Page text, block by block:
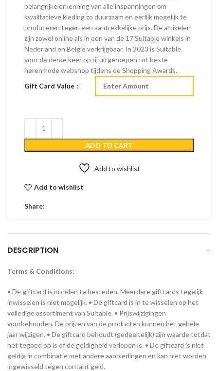
belangrijke erkenning van alle inspanningen om
kwalitatieve kleding zo duurzaam en eerlijk mogelijk te
produceren tegen een aantrekkelijke prijs. De artikelen
zijn zowel online als in een van de 17 Suitable winkels in
Nederland en België verkrijgbaar. In 2023 is Suitable
voor de derde keer op rij uitgeroepen tot beste
herenmode webshop tijdens de Shopping Awards.
Gift Card Value
ADD TO CART
Add to wishlist
Add to wishlist
Share:
DESCRIPTION
Terms & Conditions:
• De giftcard is in delen te besteden. Meerdere giftcards tegelijk
inwisselen is niet mogelijk. • De giftcard is in te wisselen op het
volledige assortiment van Suitable. • Prijswijzigingen
voorbehouden. De prijzen van de producten kunnen het gehele
jaar wijzigen. • De giftcard behoudt (gedeeltelijk) zijn waarde totdat
het tegoed op is of de geldigheid verlopen is. • De giftcard is niet
geldig in combinatie met andere aanbiedingen en kan niet worden
ingewisseld tegen contant geld.